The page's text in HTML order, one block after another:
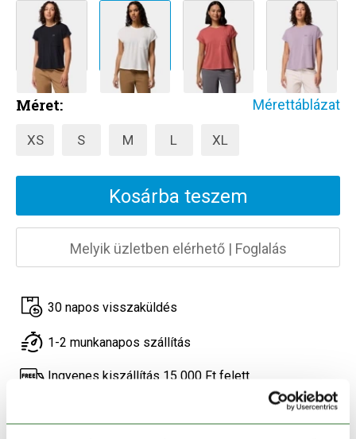
TERMÉKLEÍRÁS
Méret: Mérettáblázat
XS S M L XL
Kosárba teszem
Melyik üzletben elérhető| Foglalás
30 napos visszaküldés
1-2 munkanapos szállítás
Ingyenes kiszállítás 15 000 Ft felett